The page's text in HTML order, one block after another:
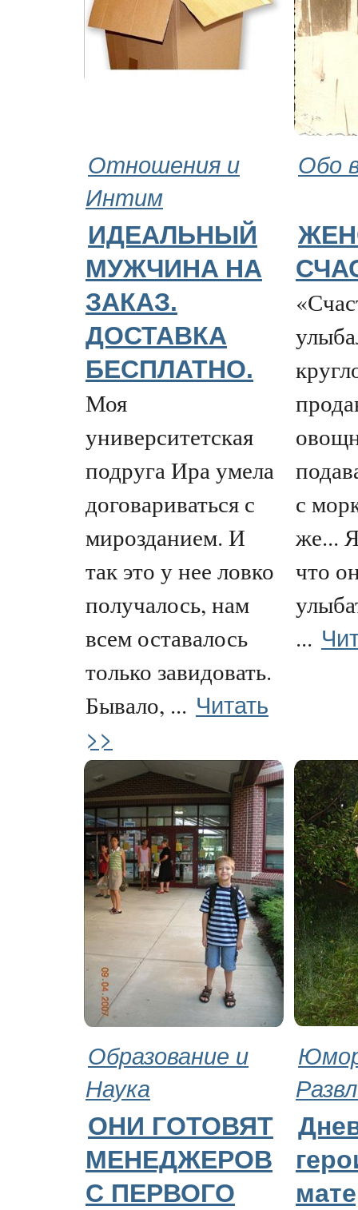
Отношения и
Интим
Обо
ИДЕАЛЬНЫЙ
МУЖЧИНA НА
ЗАКАЗ.
ДОСТАВКА
БЕСПЛАТНО.
Моя
университетская
подруга Ира умела
договариваться с
мирозданием. И
так это у нее ловко
получалось, нам
всем оставалось
только завидовать.
Бывало, ... Читать
>>
с
же...
что
...
Образование и
Наука
ОНИ ГОТОВЯТ
МЕНЕДЖЕРОВ
С ПЕРВОГО